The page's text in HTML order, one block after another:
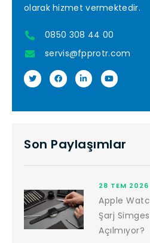
olarak hizmet vermektedir.
0850 308 44 00
servis@fpprotr.com
Son Paylaşımlar
28 TEM 2026
Apple
Şarj
Açılmıyor?